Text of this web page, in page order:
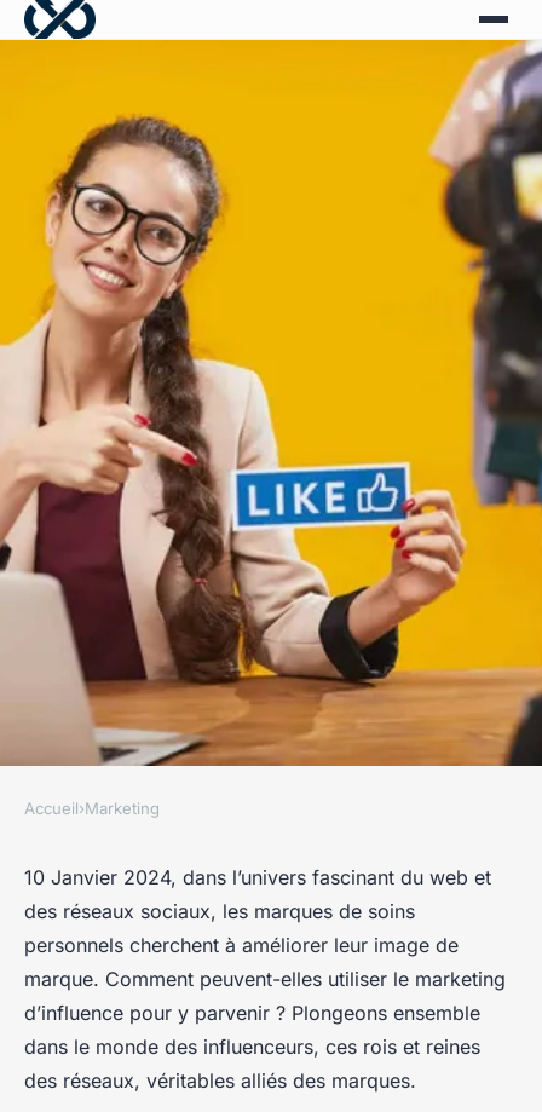
Comment les marques de
soins personnels peuvent-
elles utiliser le marketing
d'influence pour améliorer
leur image de marque ?
Accueil›Marketing
10 Janvier 2024, dans l’univers fascinant du web et
des réseaux sociaux, les marques de soins
personnels cherchent à améliorer leur image de
marque. Comment peuvent-elles utiliser le marketing
d’influence pour y parvenir ? Plongeons ensemble
dans le monde des influenceurs, ces rois et reines
des réseaux, véritables alliés des marques.